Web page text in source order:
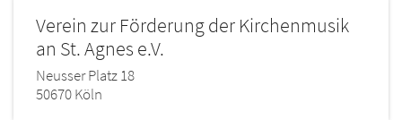
Verein zur Förderung der Kirchenmusik
an St. Agnes e.V.
Neusser Platz 18
50670Köln